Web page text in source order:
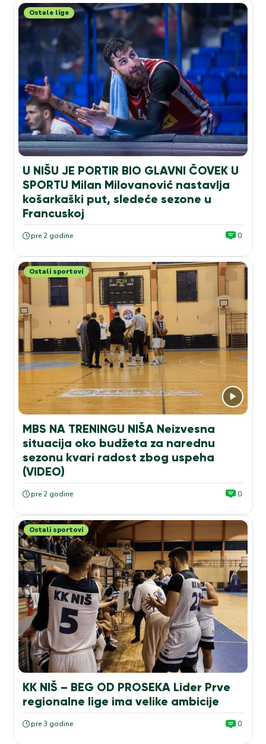
Ostale lige
U NIŠU JE PORTIR BIO GLAVNI ČOVEK U
SPORTU Milan Milovanović nastavlja
košarkaški put, sledeće sezone u
Francuskoj
pre 2 godine 0
Ostali sportovi
MBS NA TRENINGU NIŠA Neizvesna
situacija oko budžeta za narednu
sezonu kvari radost zbog uspeha
(VIDEO)
pre 2 godine 0
Ostali sportovi
KK NIŠ – BEG OD PROSEKA Lider Prve
regionalne lige ima velike ambicije
pre 3 godine 0